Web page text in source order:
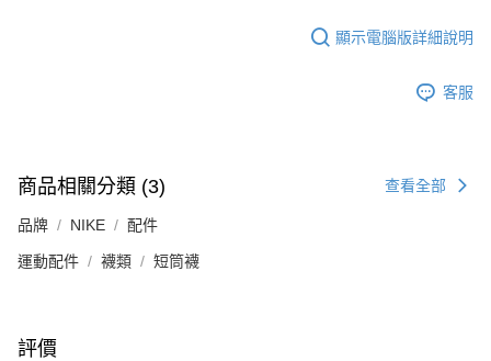
顯示電腦版詳細說明
客服
商品相關分類 (3) 查看全部
品牌 NIKE 配件
運動配件 襪類 短筒襪
評價